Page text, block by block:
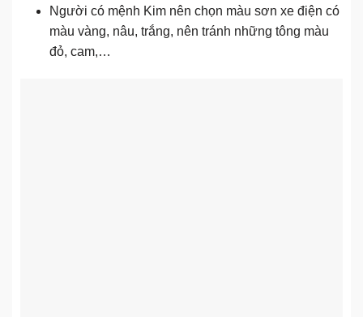
Người có mệnh Kim nên chọn màu sơn xe điện có
màu vàng, nâu, trắng, nên tránh những tông màu
đỏ, cam,…